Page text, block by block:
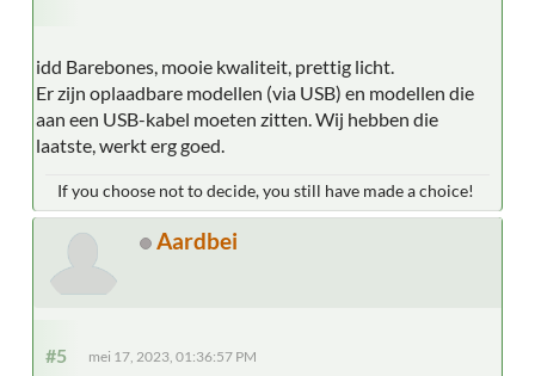
idd Barebones, mooie kwaliteit, prettig licht.
Er zijn oplaadbare modellen (via USB) en modellen die
aan een USB-kabel moeten zitten. Wij hebben die
laatste, werkt erg goed.
If you choose not to decide, you still have made a choice!
Aardbei
#5 mei 17, 2023, 01:36:57 PM